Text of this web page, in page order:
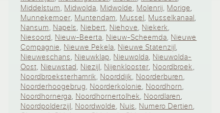
Middelstum, Midwolda, Midwolde, Molenrij, Morige,
Munnekemoer, Muntendam, Mussel, Musselkanaal,
Nansum, Napels, Niebert, Niehove, Niekerk,
Niesoord, Nieuw-Beerta, Nieuw-Scheemda, Nieuwe
Compagnie, Nieuwe Pekela, Nieuwe Statenzijl,
Nieuweschans, Nieuwklap, Nieuwolda, Nieuwolda-
Oost, Nieuwstad, Niezijl, Nijenklooster, Noordbroek,
Noordbroeksterhamrik, Noorddijk, Noorderburen,
Noorderhoogebrug, Noorderkolonie, Noordhorn,
Noordhornerga, Noordhornertolhek, Noordlaren,
Noordpolderzijl, Noordwolde, Nuis, Numero Dertien,